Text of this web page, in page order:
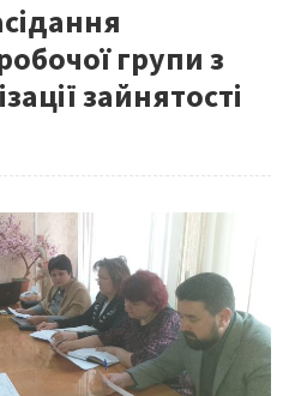
групи з
зайнятості